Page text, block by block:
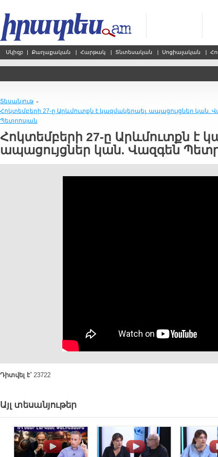
Սկիզբ | Քաղաքական | Հարթակ | Տնտեսական | Սոցիալական |
Տեսանյութ »
Հոկտեմբերի 27-ը Արևմուտքն է կազմակերպել, ապացույցներ կան.
Պետրոսյան
Հոկտեմբերի 27-ը Արևմուտքն է
ապացույցներ կան. Վազգեն
Դիտվել է՝23722
Այլ տեսանյութեր
. . .